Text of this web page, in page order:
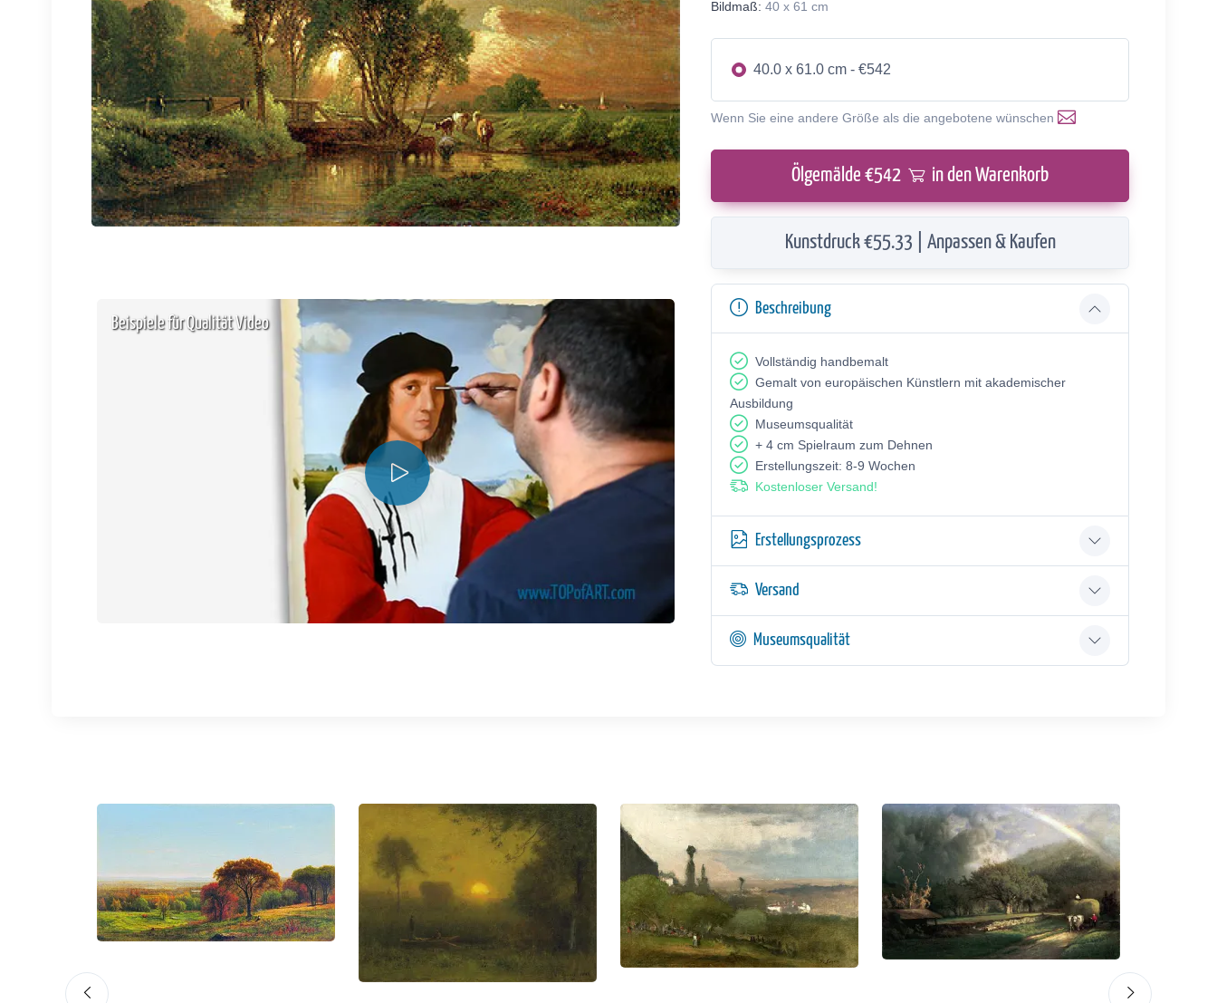
Beispiele für Qualität Video
Bildmaß: 40 x 61 cm
40.0 x 61.0 cm - €542
Wenn Sie eine andere Größe als die angebotene wünschen
Ölgemälde €542 in den Warenkorb
Kunstdruck €55.33 | Anpassen & Kaufen
Beschreibung
Vollständig handbemalt
Gemalt von europäischen Künstlern mit akademischer
Ausbildung
Museumsqualität
+ 4 cm Spielraum zum Dehnen
Erstellungszeit: 8-9 Wochen
Kostenloser Versand!
Erstellungsprozess
Versand
Museumsqualität